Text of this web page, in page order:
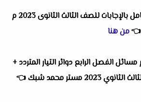
2 إمتحان فيزياء شامل بالإجابات للصف الثالث الثانوى 2023 م
👈من هنا
الفصل الرابع دوائر التيار المتردد +
مستر محمد شبك
👈